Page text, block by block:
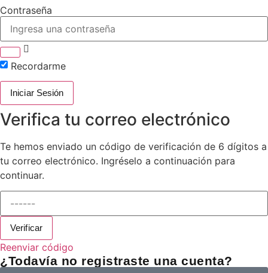
Contraseña
Recordarme
Iniciar Sesión
Verifica tu correo electrónico
Te hemos enviado un código de verificación de 6 dígitos a
tu correo electrónico. Ingréselo a continuación para
continuar.
Verificar
Reenviar código
¿Todavía no registraste una cuenta?